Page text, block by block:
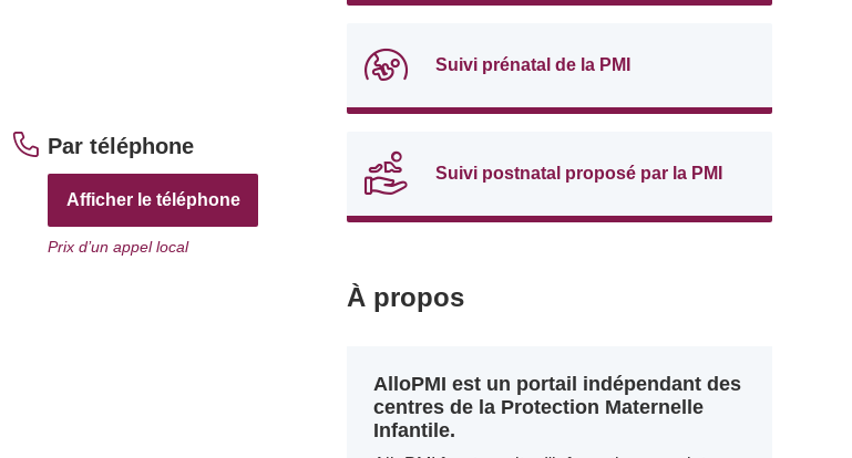
Par téléphone
Afficher le téléphone
Prix d’un appel local
Suivi prénatal de la PMI
Suivi postnatal proposé par la PMI
À propos
AlloPMI est un portail indépendant des
centres de la Protection Maternelle
Infantile.